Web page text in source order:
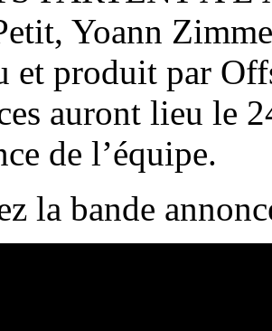
Yoann
et produit par
auront lieu le
de l’équipe.
la bande